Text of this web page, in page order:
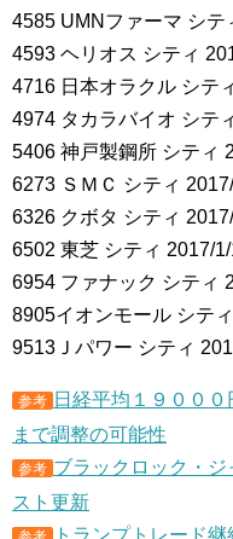
4585 UMNファーマ シテ
4593 ヘリオス シティ
4716 日本オラクル シテ
4974 タカラバイオ シテ
5406 神戸製鋼所 シティ
6273 ＳＭＣ シティ
6326 クボタ シティ
6502 東芝 シティ 2017/
6954 ファナック シティ
8905イオンモール シテ
9513Ｊパワー シティ
参考 日経平均１９００
まで調整の可能性
参考 ブラックロック・
スト更新
トランプトレード